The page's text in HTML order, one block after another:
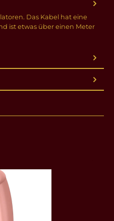
Das Kabel hat eine
ist etwas über einen Meter